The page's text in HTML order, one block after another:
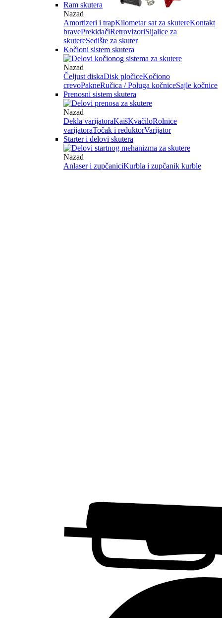
Ram skutera
Nazad
Amortizeri i trapKilometar sat za skutereKontakt
bravePrekidačiRetrovizoriSijalice za
skutereSedište za skuter
Kočioni sistem skutera
Nazad
Čeljust diskaDisk pločiceKočiono
crevoPakneRučica / Poluga kočniceSajle kočnice
Prenosni sistem skutera
Nazad
Dekla varijatoraKaišKvačiloRolnice
varijatoraTočak i reduktorVarijator
Starter i delovi skutera
Nazad
Anlaser i zupčaniciKurbla i zupčanik kurble